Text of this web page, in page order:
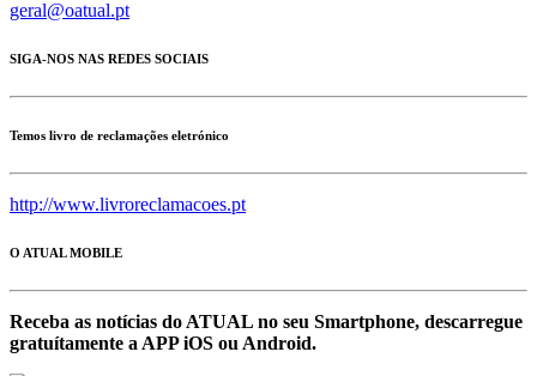
geral@oatual.pt
SIGA-NOS NAS REDES SOCIAIS
Temos livro de reclamações eletrónico
http://www.livroreclamacoes.pt
O ATUAL MOBILE
Receba as notícias do ATUAL no seu Smartphone, descarregue
gratuítamente a APP iOS ou Android.